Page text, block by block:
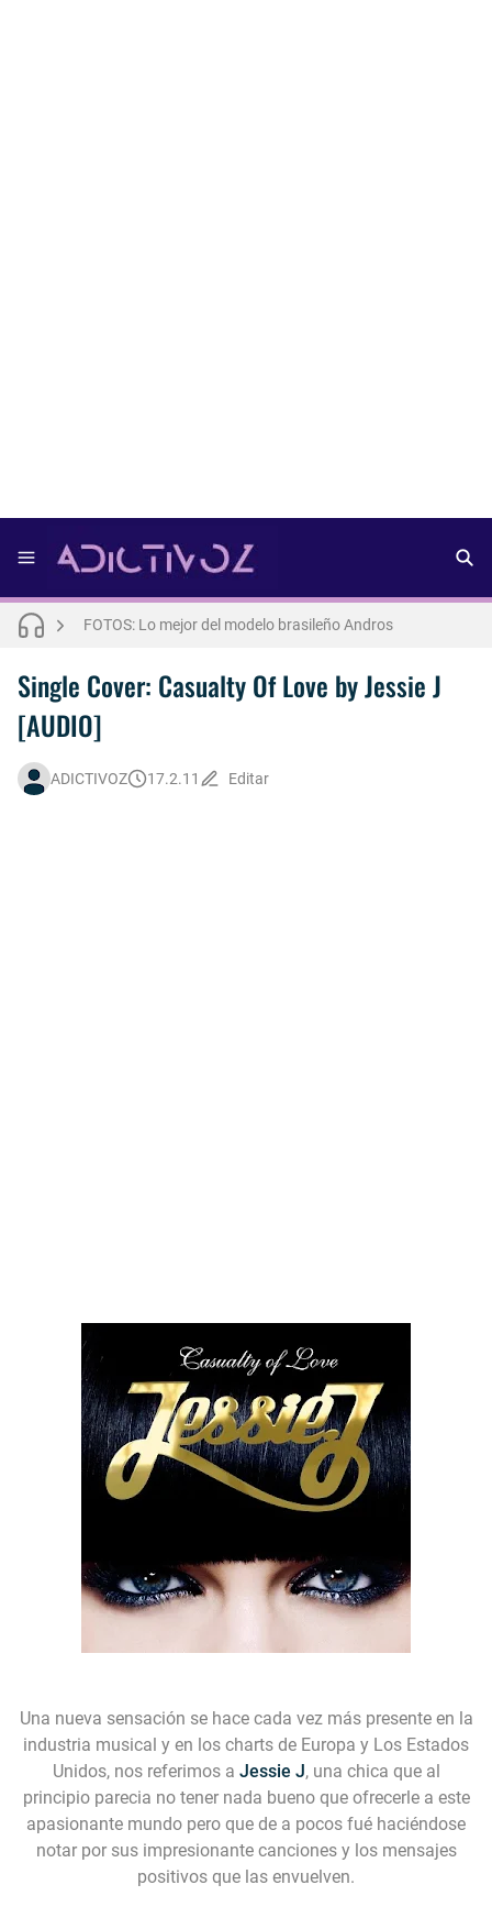
FOTOS: Lo mejor del modelo brasileño Andros
THE WEEKND - Nothing Without You [Letra Trtaducida]
Single Cover: Casualty Of Love by Jessie J
[AUDIO]
ADICTIVOZ 17.2.11 Editar
Una nueva sensación se hace cada vez más presente en la
industria musical y en los charts de Europa y Los Estados
Unidos, nos referimos a Jessie J, una chica que al
principio parecia no tener nada bueno que ofrecerle a este
apasionante mundo pero que de a pocos fué haciéndose
notar por sus impresionante canciones y los mensajes
positivos que las envuelven.